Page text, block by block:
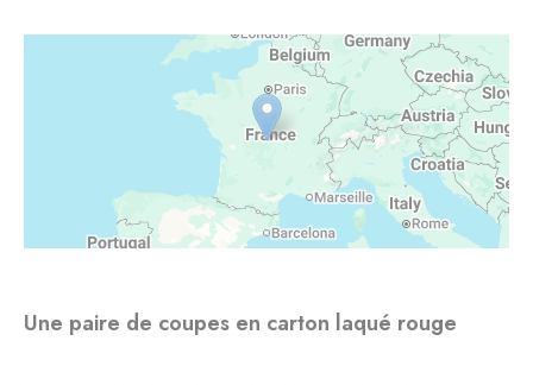
Une paire de coupes en carton laqué rouge